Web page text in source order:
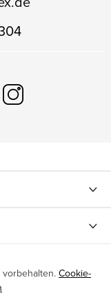
vorbehalten. Cookie-